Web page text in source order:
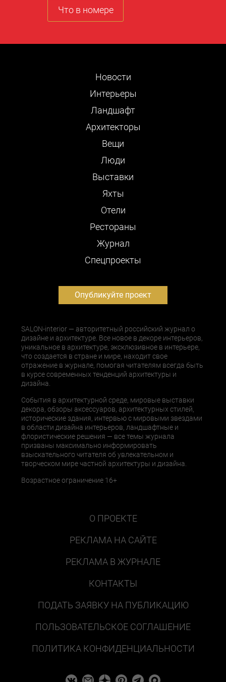
Что в номере
Новости
Интерьеры
Ландшафт
Архитекторы
Вещи
Люди
Выставки
Яхты
Отели
Рестораны
Журнал
Cпецпроекты
Опубликуйте проект
SALON-interior — авторитетный российский журнал о
дизайне и архитектуре. Все новое в декоре интерьеров,
уникальное в архитектуре, эксклюзивное в интерьере,
что создается в стране и мире, находит свое
отражение в журнале, помогая читателям всегда быть
в курсе современных тенденций архитектуры и
дизайна.
События в архитектурной среде, мировые выставки
декора, обзоры аксессуаров, архитектурных стилей,
исторические здания, интервью с мировыми звездами
в области дизайна интерьеров, ландшафтные и
флористические решения — все темы журнала
призваны максимально информировать
взыскательного читателя об увлекательном и
творческом мире частной архитектуры и дизайна.
Возрастное ограничение 16+
О ПРОЕКТЕ
РЕКЛАМА НА САЙТЕ
РЕКЛАМА В ЖУРНАЛЕ
КОНТАКТЫ
ПОДАТЬ ЗАЯВКУ НА ПУБЛИКАЦИЮ
ПОЛЬЗОВАТЕЛЬСКОЕ СОГЛАШЕНИЕ
ПОЛИТИКА КОНФИДЕНЦИАЛЬНОСТИ